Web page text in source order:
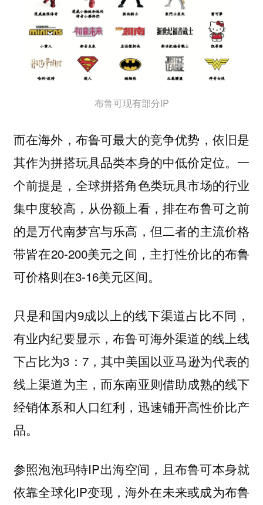
布鲁可现有部分IP
而在海外，布鲁可最大的竞争优势，依旧是
其作为拼搭玩具品类本身的中低价定位。一
个前提是，全球拼搭角色类玩具市场的行业
集中度较高，从份额上看，排在布鲁可之前
的是万代南梦宫与乐高，但二者的主流价格
带皆在20-200美元之间，主打性价比的布鲁
可价格则在3-16美元区间。
只是和国内9成以上的线下渠道占比不同，
有业内纪要显示，布鲁可海外渠道的线上线
下占比为3：7，其中美国以亚马逊为代表的
线上渠道为主，而东南亚则借助成熟的线下
经销体系和人口红利，迅速铺开高性价比产
品。
参照泡泡玛特IP出海空间，且布鲁可本身就
依靠全球化IP变现，海外在未来或成为布鲁